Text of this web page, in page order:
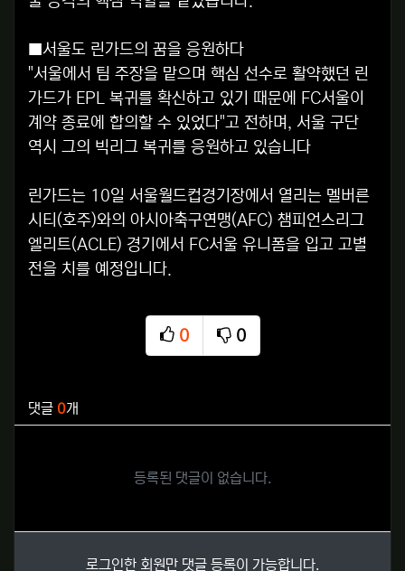
■서울도 린가드의 꿈을 응원하다
"서울에서 팀 주장을 맡으며 핵심 선수로 활약했던 린
가드가 EPL 복귀를 확신하고 있기 때문에 FC서울이
계약 종료에 합의할 수 있었다"고 전하며, 서울 구단
역시 그의 빅리그 복귀를 응원하고 있습니다
린가드는 10일 서울월드컵경기장에서 열리는 멜버른
시티(호주)와의 아시아축구연맹(AFC) 챔피언스리그
엘리트(ACLE) 경기에서 FC서울 유니폼을 입고 고별
전을 치를 예정입니다.
0
추천
0
비추천
댓글 0개
등록된 댓글이 없습니다.
로그인한 회원만 댓글 등록이 가능합니다.